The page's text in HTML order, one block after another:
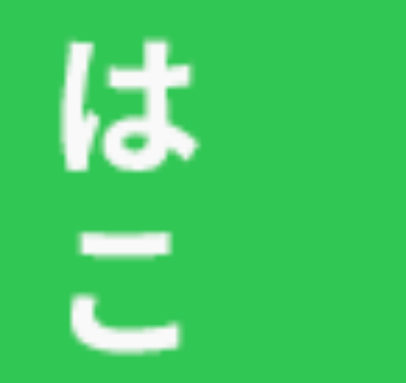
TEL：03-6413-5781
シニア犬の熱中症は命に関わる！基礎疾患がある場合の予防策と対処法